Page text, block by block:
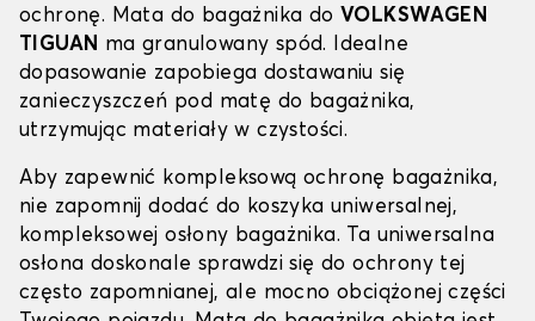
ochronę. Mata do bagażnika do VOLKSWAGEN
TIGUAN ma granulowany spód. Idealne
dopasowanie zapobiega dostawaniu się
zanieczyszczeń pod matę do bagażnika,
utrzymując materiały w czystości.
Aby zapewnić kompleksową ochronę bagażnika,
nie zapomnij dodać do koszyka uniwersalnej,
kompleksowej osłony bagażnika. Ta uniwersalna
osłona doskonale sprawdzi się do ochrony tej
często zapomnianej, ale mocno obciążonej części